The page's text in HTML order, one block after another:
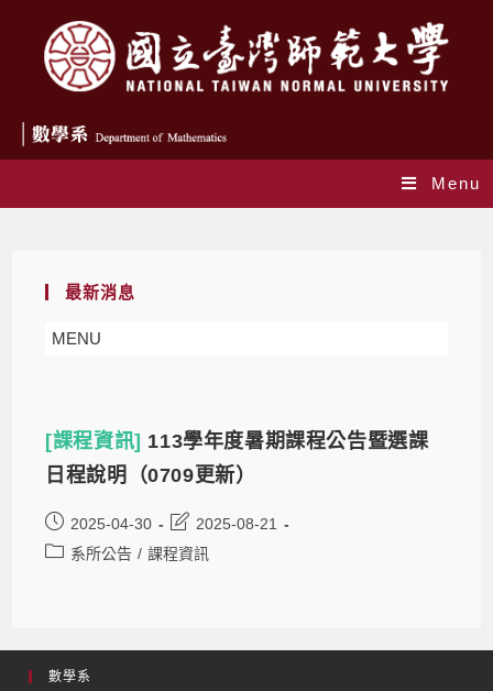
Menu
最新消息
MENU
[課程資訊] 113學年度暑期課程公告暨選課
日程說明（0709更新）
2025-04-30
2025-08-21
系所公告 / 課程資訊
數學系